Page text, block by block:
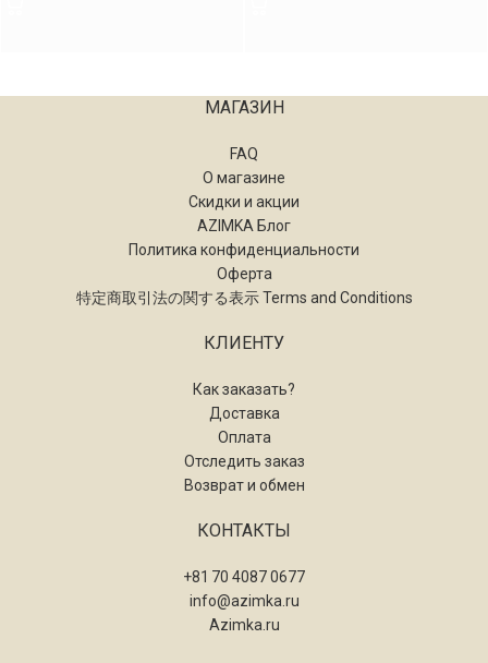
МАГАЗИН
FAQ
О магазине
Скидки и акции
AZIMKA Блог
Политика конфиденциальности
Оферта
特定商取引法の関する表示 Terms and Conditions
КЛИЕНТУ
Как заказать?
Доставка
Оплата
Отследить заказ
Возврат и обмен
КОНТАКТЫ
+81 70 4087 0677
info@azimka.ru
Azimka.ru